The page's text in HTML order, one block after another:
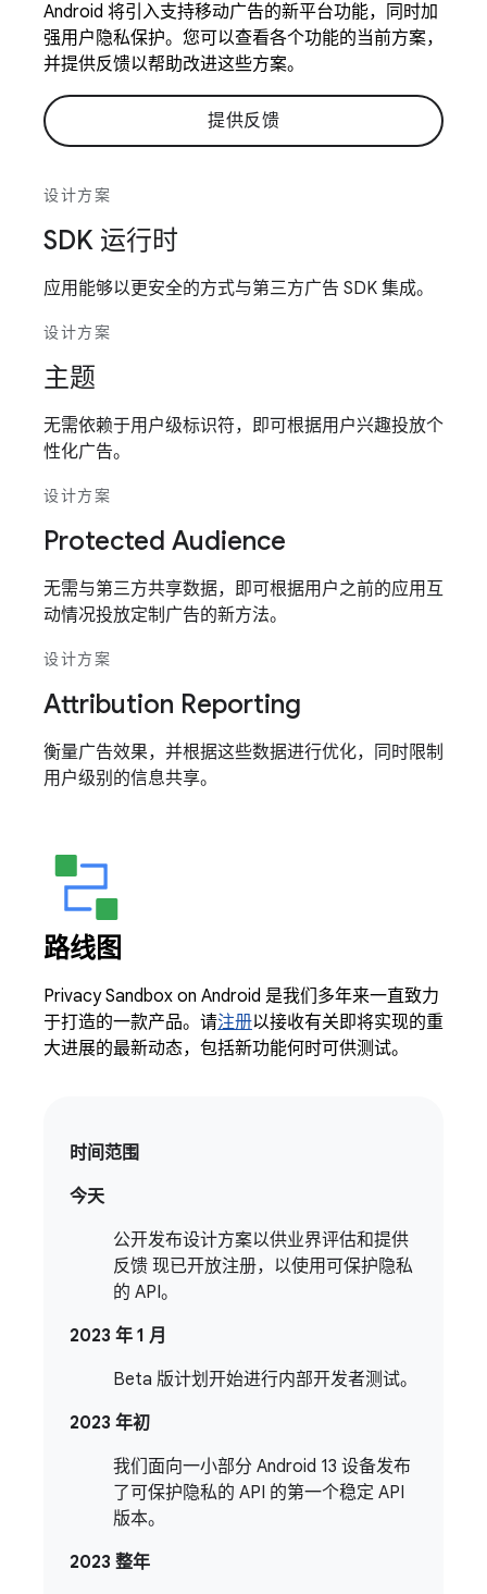
Android 将引入支持移动广告的新平台功能，同时加
强用户隐私保护。您可以查看各个功能的当前方案，
并提供反馈以帮助改进这些方案。
提供反馈
设计方案
SDK 运行时
应用能够以更安全的方式与第三方广告 SDK 集成。
设计方案
主题
无需依赖于用户级标识符，即可根据用户兴趣投放个
性化广告。
设计方案
Protected Audience
无需与第三方共享数据，即可根据用户之前的应用互
动情况投放定制广告的新方法。
设计方案
Attribution Reporting
衡量广告效果，并根据这些数据进行优化，同时限制
用户级别的信息共享。
路线图
Privacy Sandbox on Android 是我们多年来一直致力
于打造的一款产品。请注册以接收有关即将实现的重
大进展的最新动态，包括新功能何时可供测试。
时间范围
今天
公开发布设计方案以供业界评估和提供
反馈 现已开放注册，以使用可保护隐私
的 API。
2023 年 1 月
Beta 版计划开始进行内部开发者测试。
2023 年初
我们面向一小部分 Android 13 设备发布
了可保护隐私的 API 的第一个稳定 API
版本。
2023 整年